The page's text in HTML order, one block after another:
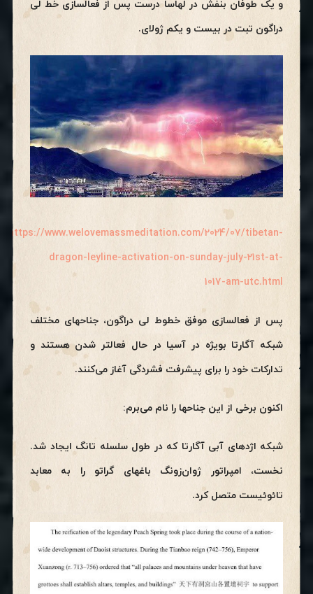
و یک طوفان بنفش در لهاسا درست پس از فعالسازی خط لی
دراگون تبت در بیست و یکم ژولای.
https://www.welovemassmeditation.com/2024/07/tibetan-
dragon-leyline-activation-on-sunday-july-21st-at-
1017-am-utc.html
پس از فعالسازی موفق خطوط لی دراگون، جناحهای مختلف
شبکه آگارتا بویژه در آسیا در حال فعالتر شدن هستند و
تدارکات خود را برای پیشرفت فشردگی آغاز می‌کنند.
اکنون برخی از این جناحها را نام می‌برم:
شبکه اژدهای آبی آگارتا که در طول سلسله تانگ ایجاد شد.
نخست، امپراتور ژوان‌زونگ باغهای گراتو را به معابد
تائوئیست متصل کرد.